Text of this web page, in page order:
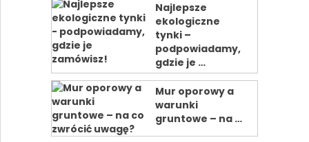
Najlepsze
ekologiczne
tynki –
podpowiadamy,
gdzie je …
Mur oporowy a
warunki
gruntowe – na …